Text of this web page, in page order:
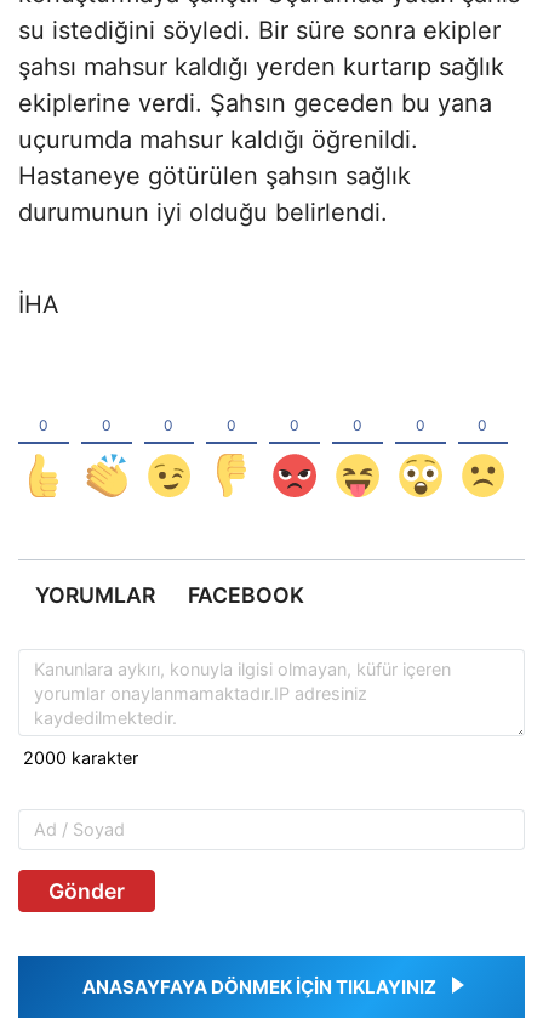
su istediğini söyledi. Bir süre sonra ekipler
şahsı mahsur kaldığı yerden kurtarıp sağlık
ekiplerine verdi. Şahsın geceden bu yana
uçurumda mahsur kaldığı öğrenildi.
Hastaneye götürülen şahsın sağlık
durumunun iyi olduğu belirlendi.
İHA
YORUMLAR FACEBOOK
Gönder
ANASAYFAYA DÖNMEK İÇİN TIKLAYINIZ